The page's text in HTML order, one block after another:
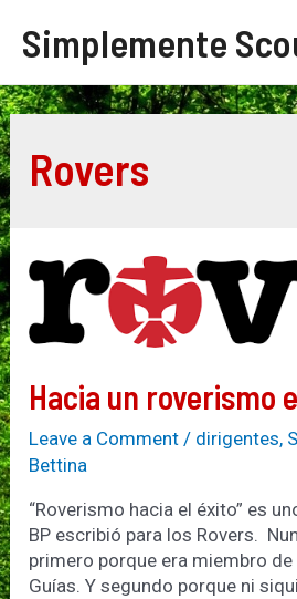
content
Simplemente
Rovers
Hacia un roverismo
Leave a Comment / dirigentes,
Bettina
“Roverismo hacia el éxito” es
BP escribió para los Rovers.
primero porque era miembro
Guías. Y segundo porque ni